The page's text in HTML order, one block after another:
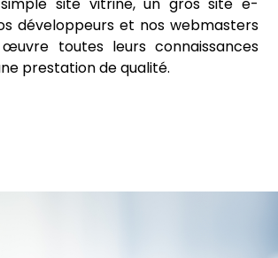
développeurs et nos webmasters
toutes leurs connaissances
prestation de qualité.